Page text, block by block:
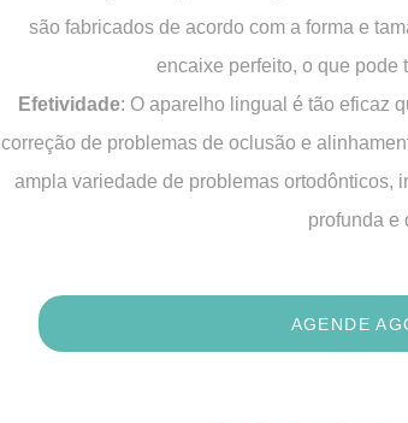
são fabricados de acordo com a forma e
encaixe perfeito, o que pode
Efetividade: O aparelho lingual é tão eficaz
correção de problemas de oclusão e
ampla variedade de problemas ortodônticos,
profunda e
AGENDE